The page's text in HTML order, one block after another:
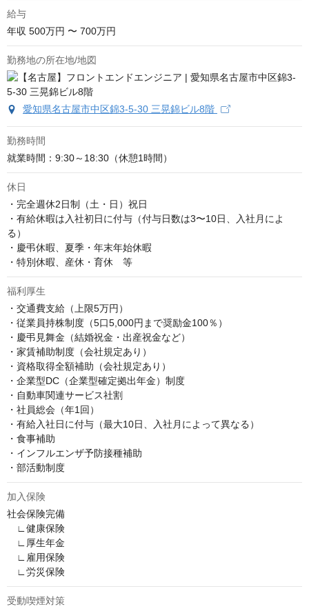
給与
年収 500万円 〜 700万円
勤務地の所在地/地図
愛知県名古屋市中区錦3-5-30 三晃錦ビル8階
勤務時間
就業時間：9:30～18:30（休憩1時間）
休日
・完全週休2日制（土・日）祝日
・有給休暇は入社初日に付与（付与日数は3〜10日、入社月によ
る）
・慶弔休暇、夏季・年末年始休暇
・特別休暇、産休・育休　等
福利厚生
・交通費支給（上限5万円）
・従業員持株制度（5口5,000円まで奨励金100％）
・慶弔見舞金（結婚祝金・出産祝金など）
・家賃補助制度（会社規定あり）
・資格取得全額補助（会社規定あり）
・企業型DC（企業型確定拠出年金）制度
・自動車関連サービス社割
・社員総会（年1回）
・有給入社日に付与（最大10日、入社月によって異なる）
・食事補助
・インフルエンザ予防接種補助
・部活動制度
加入保険
社会保険完備
∟健康保険
∟厚生年金
∟雇用保険
∟労災保険
受動喫煙対策